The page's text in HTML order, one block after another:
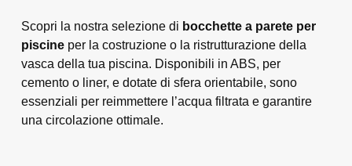
Scopri la nostra selezione di bocchette a parete per
piscineper la costruzione o la ristrutturazione della
vasca della tua piscina. Disponibili in ABS, per
cemento o liner, e dotate di sfera orientabile, sono
essenziali per reimmettere l’acqua filtrata e garantire
una circolazione ottimale.